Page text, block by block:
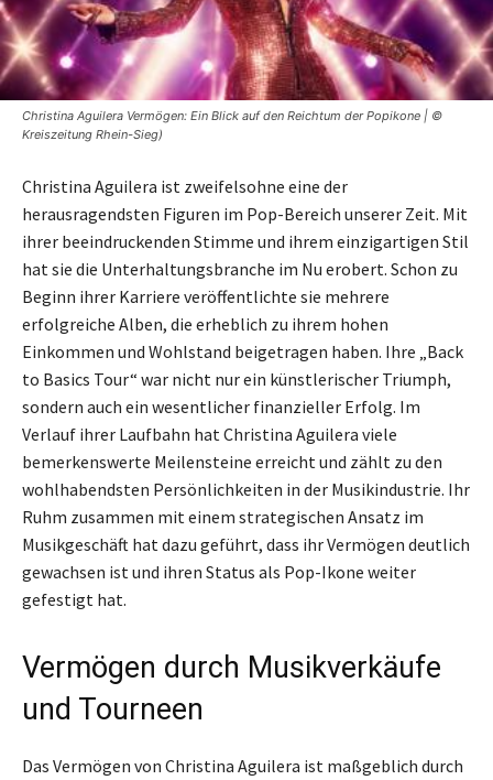
Christina Aguilera Vermögen: Ein Blick auf den Reichtum der Popikone | ©
Kreiszeitung Rhein-Sieg)
Christina Aguilera ist zweifelsohne eine der
herausragendsten Figuren im Pop-Bereich unserer Zeit. Mit
ihrer beeindruckenden Stimme und ihrem einzigartigen Stil
hat sie die Unterhaltungsbranche im Nu erobert. Schon zu
Beginn ihrer Karriere veröffentlichte sie mehrere
erfolgreiche Alben, die erheblich zu ihrem hohen
Einkommen und Wohlstand beigetragen haben. Ihre „Back
to Basics Tour“ war nicht nur ein künstlerischer Triumph,
sondern auch ein wesentlicher finanzieller Erfolg. Im
Verlauf ihrer Laufbahn hat Christina Aguilera viele
bemerkenswerte Meilensteine erreicht und zählt zu den
wohlhabendsten Persönlichkeiten in der Musikindustrie. Ihr
Ruhm zusammen mit einem strategischen Ansatz im
Musikgeschäft hat dazu geführt, dass ihr Vermögen deutlich
gewachsen ist und ihren Status als Pop-Ikone weiter
gefestigt hat.
Vermögen durch Musikverkäufe
und Tourneen
Das Vermögen von Christina Aguilera ist maßgeblich durch